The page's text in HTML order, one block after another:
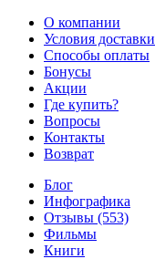
О компании
Условия доставки
Способы оплаты
Бонусы
Акции
Где купить?
Вопросы
Контакты
Возврат
Блог
Инфографика
Отзывы (553)
Фильмы
Книги